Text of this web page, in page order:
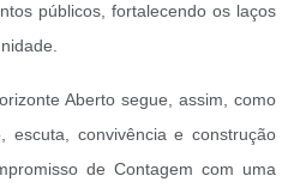
públicos, fortalecendo os laços
Aberto segue, assim, como
escuta, convivência e construção
de Contagem com uma